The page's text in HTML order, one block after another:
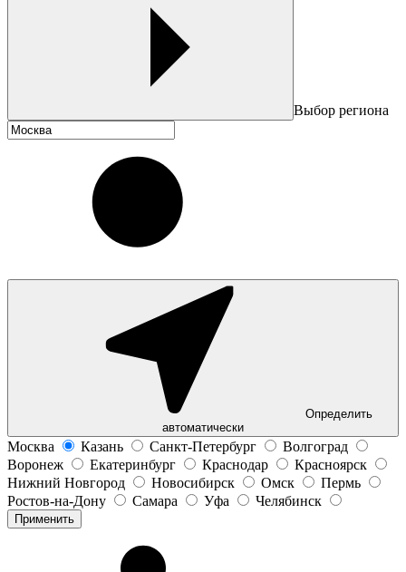
Выбор региона
Определить
автоматически
Москва Казань Санкт-Петербург
Волгоград
Воронеж
Екатеринбург Краснодар
Красноярск
Нижний Новгород
Новосибирск Омск
Пермь
Ростов-на-Дону
Самара Уфа Челябинск
Применить